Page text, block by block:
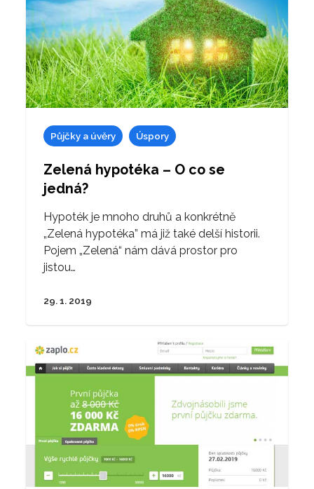
Půjčky a úvěry Úspory
Zelená hypotéka – O co se
jedná?
Hypoték je mnoho druhů a konkrétně
„Zelená hypotéka” má již také delší historii.
Pojem „Zelená“ nám dává prostor pro
jistou…
29. 1. 2019